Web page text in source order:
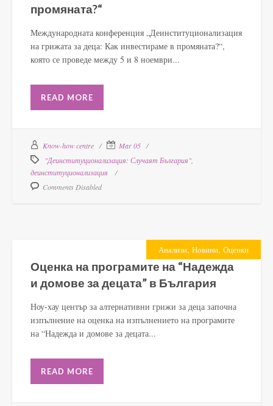
промяната?“
Международната конференция „Деинституционализация
на грижата за деца: Как инвестираме в промяната?“,
която се проведе между 5 и 8 ноември...
READ MORE
Know-how centre
Mar 05
"Деинституционализация: Случаят България"
деинституционализация
Comments Disabled
Анализи, Новини, Оценки
Оценка на програмите на “Надежда
и домове за децата” в България
Ноу-хау център за алтернативни грижи за деца започна
изпълнение на оценка на изпълнението на програмите
на “Надежда и домове за децата...
READ MORE